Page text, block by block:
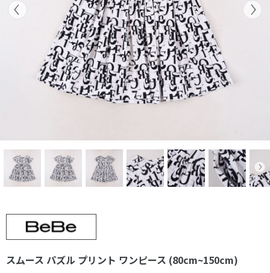
スムース パズル プリント ワンピース (80cm~150cm)